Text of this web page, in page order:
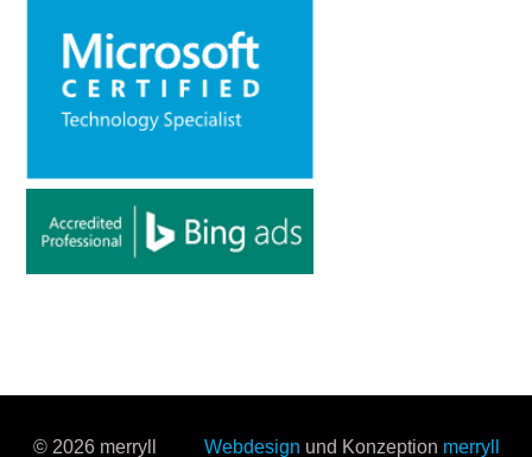
© 2026 merryll Webdesign und Konzeption merryll